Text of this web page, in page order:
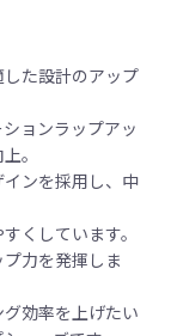
た設計のアップ
ョンラップアッ
。
ンを採用し、中
くしています。
力を発揮しま
効率を上げたい